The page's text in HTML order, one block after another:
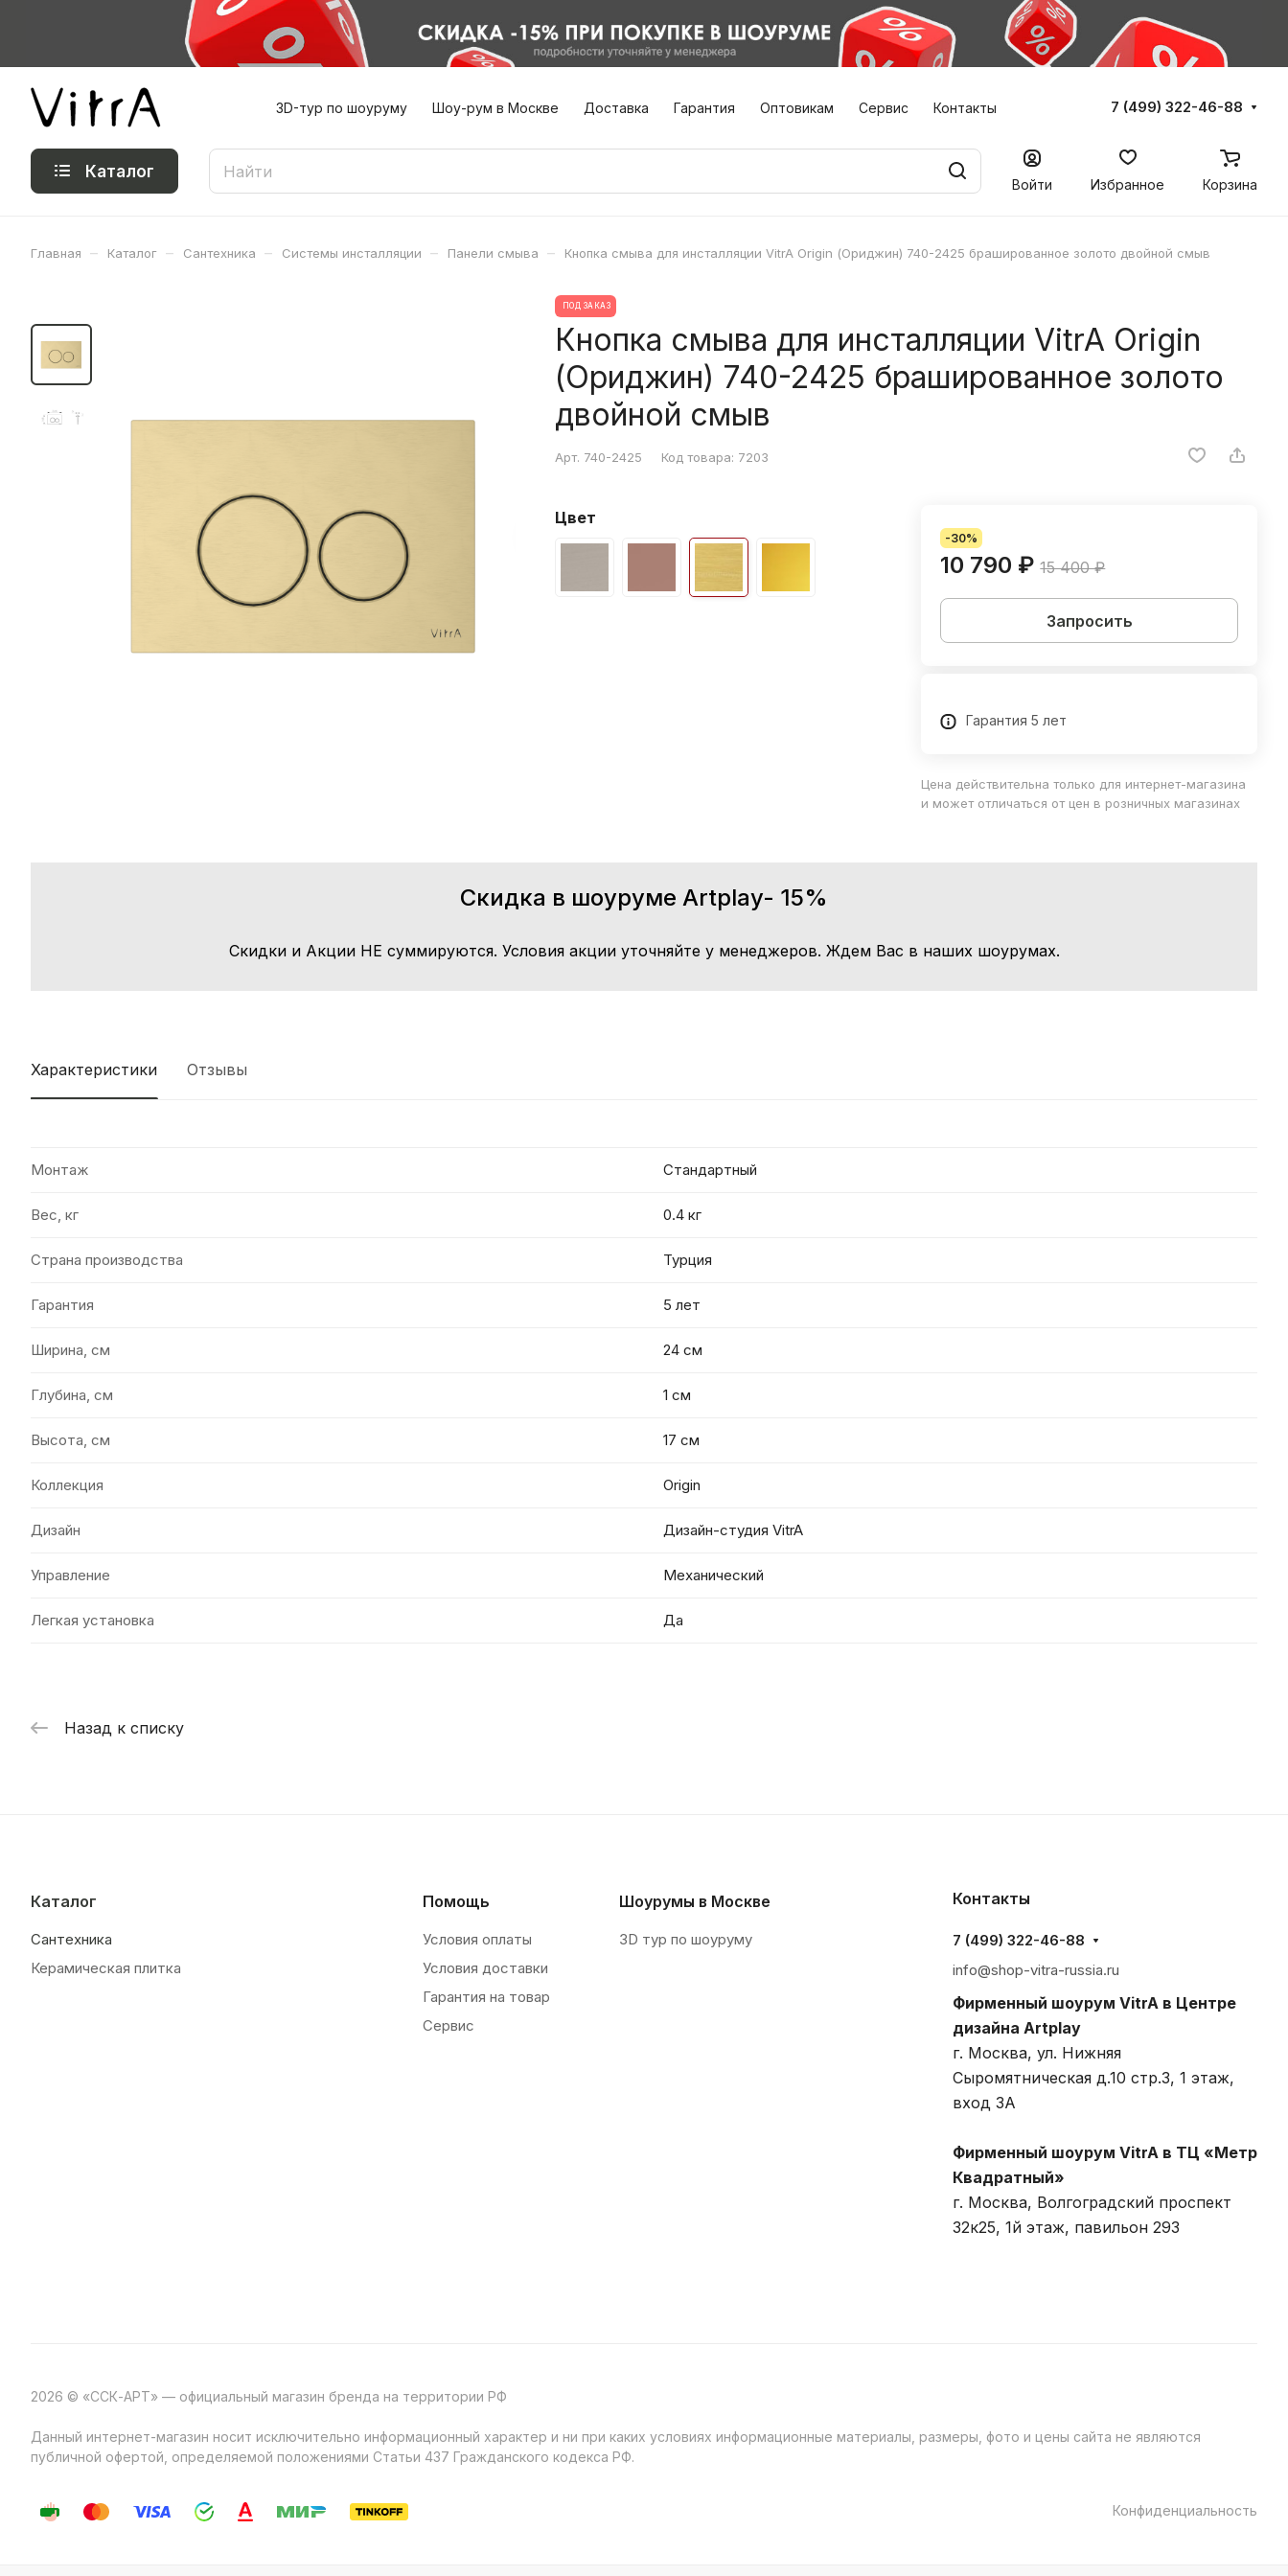
3D-тур по шоуруму Шоу-рум в Москве Доставка Гарантия Оптовикам Сервис Контакты 7 (499) 322-46-88
Каталог
Войти Избранное Корзина
Главная – Каталог – Сантехника – Системы инсталляции – Панели смыва – Кнопка смыва для инсталляции VitrA Origin (Ориджин) 740-2425 брашированное золото двойной смыв
ПОД ЗАКАЗ
Кнопка смыва для инсталляции VitrA Origin
(Ориджин) 740-2425 брашированное золото
двойной смыв
Арт. 740-2425 Код товара: 7203
Цвет
-30%
10 790 ₽ 15 400 ₽
Запросить
Гарантия 5 лет
Цена действительна только для интернет-магазина
и может отличаться от цен в розничных магазинах
Скидка в шоуруме Artplay- 15%
Скидки и Акции НЕ суммируются. Условия акции уточняйте у менеджеров. Ждем Вас в наших шоурумах.
Характеристики Отзывы
Монтаж Стандартный
Вес, кг 0.4 кг
Страна производства Турция
Гарантия 5 лет
Ширина, см 24 см
Глубина, см 1 см
Высота, см 17 см
Коллекция Origin
Дизайн Дизайн-студия VitrA
Управление Механический
Легкая установка Да
Назад к списку
Каталог
Сантехника
Керамическая плитка
Помощь
Условия оплаты
Условия доставки
Гарантия на товар
Сервис
Шоурумы в Москве
3D тур по шоуруму
Контакты
7 (499) 322-46-88
info@shop-vitra-russia.ru
Фирменный шоурум VitrA в Центре
дизайна Artplay
г. Москва, ул. Нижняя
Сыромятническая д.10 стр.3, 1 этаж,
вход 3A
Фирменный шоурум VitrA в ТЦ «Метр
Квадратный»
г. Москва, Волгоградский проспект
32к25, 1й этаж, павильон 293
2026 © «ССК-АРТ» — официальный магазин бренда на территории РФ
Данный интернет-магазин носит исключительно информационный характер и ни при каких условиях информационные материалы, размеры, фото и цены сайта не являются
публичной офертой, определяемой положениями Статьи 437 Гражданского кодекса РФ.
Конфиденциальность